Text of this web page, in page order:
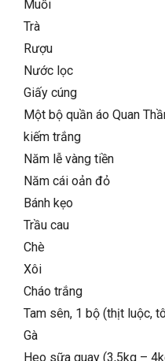
Muối
Trà
Rượu
Nước lọc
Giấy cúng
Một bộ quần áo Quan
kiếm trắng
Năm lễ vàng tiền
Năm cái oản đỏ
Bánh kẹo
Trầu cau
Chè
Xôi
Cháo trắng
Tam sên, 1 bộ (thịt luộc,
Gà
Heo sữa quay (3,5kg –